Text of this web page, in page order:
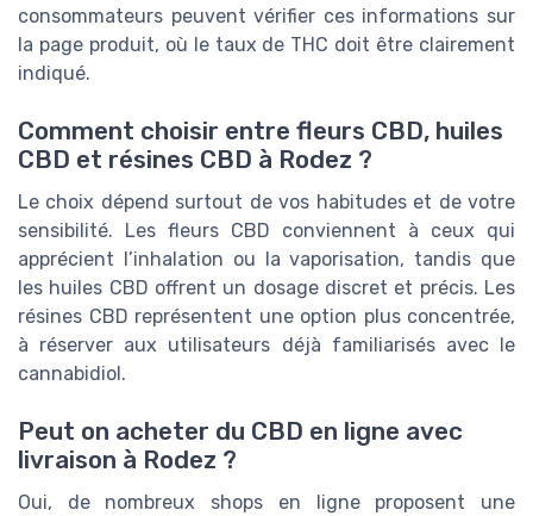
consommateurs peuvent vérifier ces informations sur
la page produit, où le taux de THC doit être clairement
indiqué.
Comment choisir entre fleurs CBD, huiles
CBD et résines CBD à Rodez ?
Le choix dépend surtout de vos habitudes et de votre
sensibilité. Les fleurs CBD conviennent à ceux qui
apprécient l’inhalation ou la vaporisation, tandis que
les huiles CBD offrent un dosage discret et précis. Les
résines CBD représentent une option plus concentrée,
à réserver aux utilisateurs déjà familiarisés avec le
cannabidiol.
Peut on acheter du CBD en ligne avec
livraison à Rodez ?
Oui, de nombreux shops en ligne proposent une